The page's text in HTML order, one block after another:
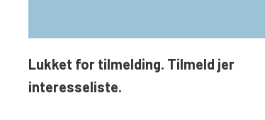
Lukket for tilmelding. Tilmeld jer
interesseliste.